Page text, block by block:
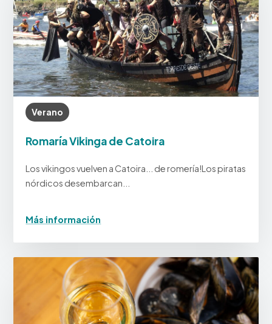
Verano
Romaría Vikinga de Catoira
Los vikingos vuelven a Catoira... de romería!Los piratas
nórdicos desembarcan...
Más información